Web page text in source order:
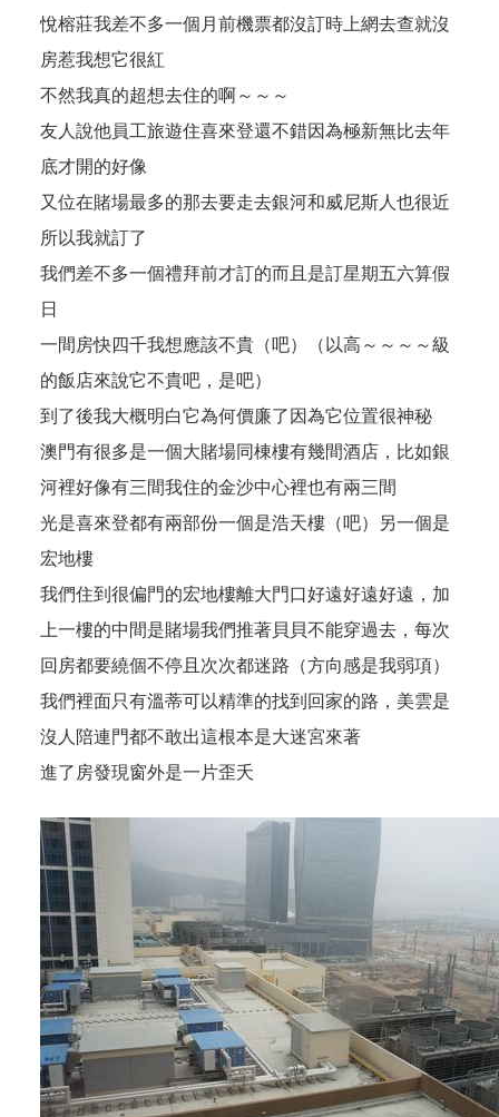
悅榕莊我差不多一個月前機票都沒訂時上網去查就沒
房惹我想它很紅
不然我真的超想去住的啊～～～
友人說他員工旅遊住喜來登還不錯因為極新無比去年
底才開的好像
又位在賭場最多的那去要走去銀河和威尼斯人也很近
所以我就訂了
我們差不多一個禮拜前才訂的而且是訂星期五六算假
日
一間房快四千我想應該不貴（吧）（以高～～～～級
的飯店來說它不貴吧，是吧）
到了後我大概明白它為何價廉了因為它位置很神秘
澳門有很多是一個大賭場同棟樓有幾間酒店，比如銀
河裡好像有三間我住的金沙中心裡也有兩三間
光是喜來登都有兩部份一個是浩天樓（吧）另一個是
宏地樓
我們住到很偏門的宏地樓離大門口好遠好遠好遠，加
上一樓的中間是賭場我們推著貝貝不能穿過去，每次
回房都要繞個不停且次次都迷路（方向感是我弱項）
我們裡面只有溫蒂可以精準的找到回家的路，美雲是
沒人陪連門都不敢出這根本是大迷宮來著
進了房發現窗外是一片歪夭